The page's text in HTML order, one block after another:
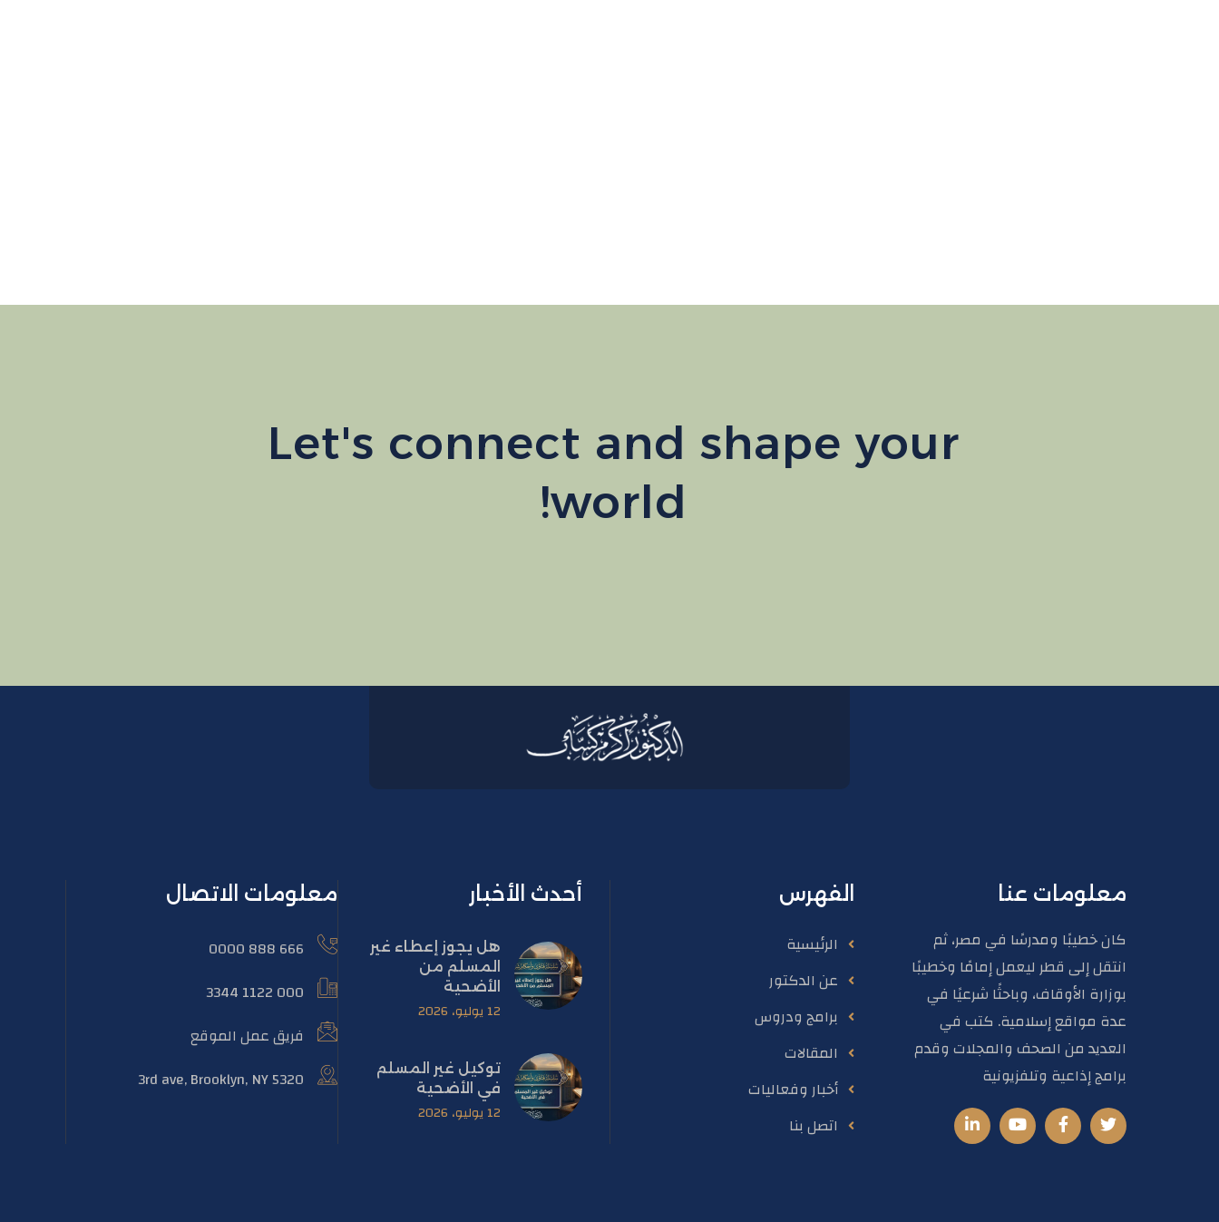
Let's connect and shape your
world!
معلومات عنا
كان خطيبًا ومدرسًا في مصر، ثم
انتقل إلى قطر ليعمل إمامًا وخطيبًا
بوزارة الأوقاف، وباحثًا شرعيًا في
عدة مواقع إسلامية. كتب في
العديد من الصحف والمجلات وقدم
برامج إذاعية وتلفزيونية
الفهرس
الرئيسية
عن الدكتور
برامج ودروس
المقالات
أخبار وفعاليات
اتصل بنا
أحدث الأخبار
هل يجوز إعطاء غير
المسلم من
الأضحية
12 يوليو، 2026
توكيل غير المسلم
في الأضحية
12 يوليو، 2026
معلومات الاتصال
666 888 0000
000 1122 3344
فريق عمل الموقع
5320 3rd ave, Brooklyn, NY